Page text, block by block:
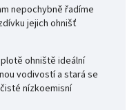
nepochybně řadíme
jejich ohnišť
ohniště ideální
vodivostí a stará se
nízkoemisní